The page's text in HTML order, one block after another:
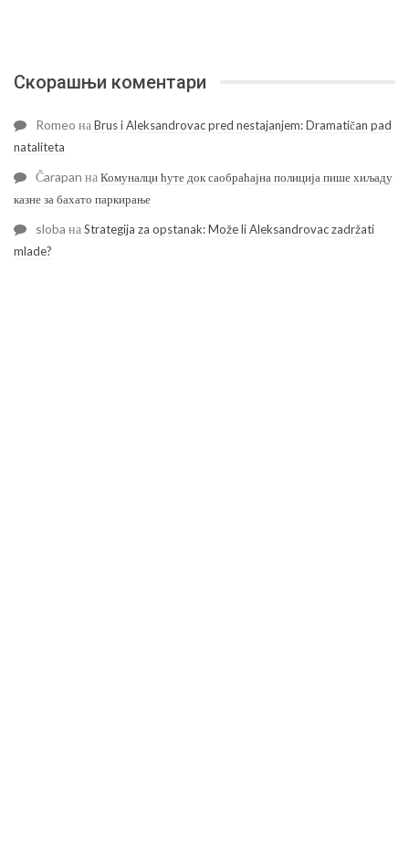
Скорашњи коментари
Romeo наBrus i Aleksandrovac pred nestajanjem: Dramatičan pad
nataliteta
Čarapan наКомуналци ћуте док саобраћајна полиција пише хиљаду
казне за бахато паркирање
sloba наStrategija za opstanak: Može li Aleksandrovac zadržati
mlade?